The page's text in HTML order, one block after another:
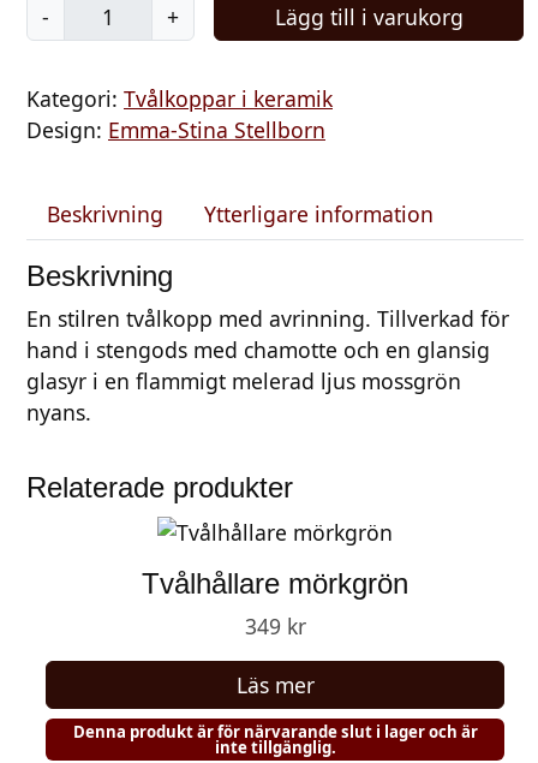
-
v
l
k
e
l
e
r
a
m
o
+ Lägg till i varukorg
Kategori: Tvålkoppar i keramik
Design: Emma-Stina Stellborn
Beskrivning Ytterligare information
Beskrivning
En stilren tvålkopp med avrinning. Tillverkad för
hand i stengods med chamotte och en glansig
glasyr i en flammigt melerad ljus mossgrön
nyans.
Relaterade produkter
Tvålhållare mörkgrön
349 kr
Läs mer
Denna produkt är för närvarande slut i lager och är
inte tillgänglig.